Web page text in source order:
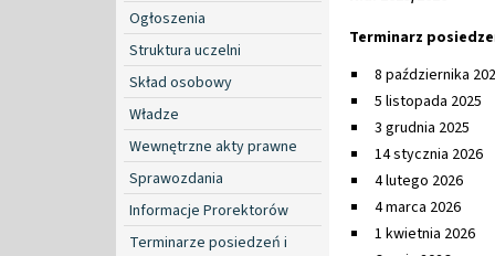
Ogłoszenia
Struktura uczelni
Skład osobowy
Władze
Wewnętrzne akty prawne
Sprawozdania
Informacje Prorektorów
Terminarze posiedzeń i
Terminarz
8 października
5 listopada 2025
3 grudnia 2025
14 stycznia 2026
4 lutego 2026
4 marca 2026
1 kwietnia 2026